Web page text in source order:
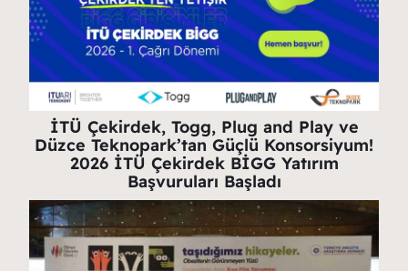
İTÜ Çekirdek, Togg, Plug and Play ve
Düzce Teknopark’tan Güçlü Konsorsiyum!
2026 İTÜ Çekirdek BİGG Yatırım
Başvuruları Başladı